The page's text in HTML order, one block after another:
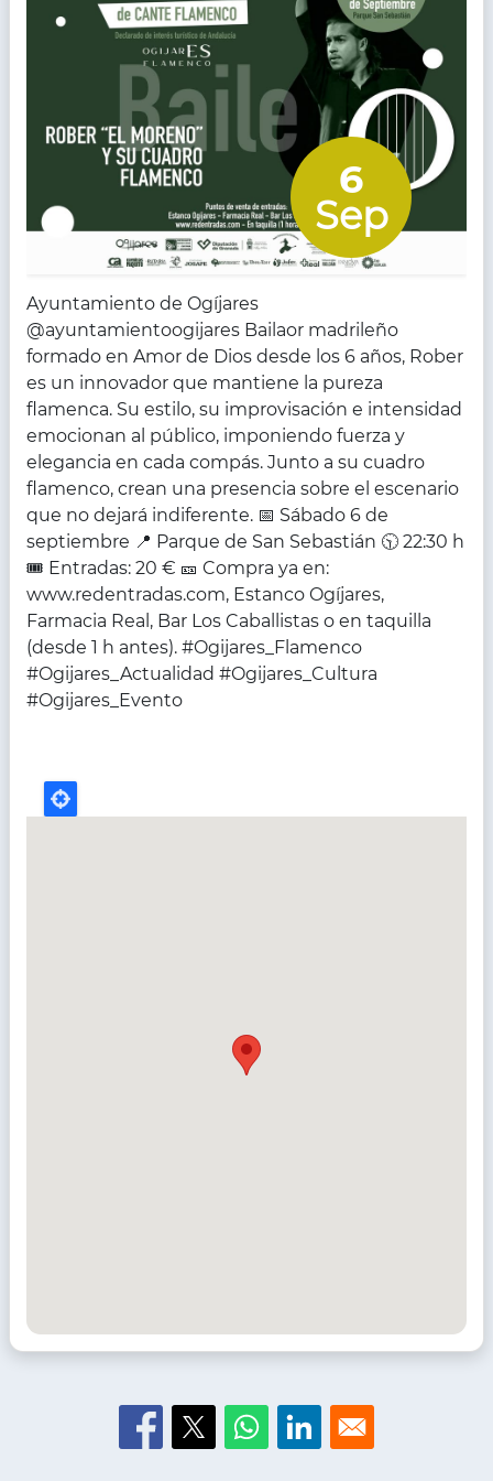
6
Sep
Ayuntamiento de Ogíjares
@ayuntamientoogijares Bailaor madrileño
formado en Amor de Dios desde los 6 años, Rober
es un innovador que mantiene la pureza
flamenca. Su estilo, su improvisación e intensidad
emocionan al público, imponiendo fuerza y
elegancia en cada compás. Junto a su cuadro
flamenco, crean una presencia sobre el escenario
que no dejará indiferente. 📅 Sábado 6 de
septiembre 📍 Parque de San Sebastián 🕥 22:30 h
🎟 Entradas: 20 € 🎫 Compra ya en:
www.redentradas.com, Estanco Ogíjares,
Farmacia Real, Bar Los Caballistas o en taquilla
(desde 1 h antes). #Ogijares_Flamenco
#Ogijares_Actualidad #Ogijares_Cultura
#Ogijares_Evento